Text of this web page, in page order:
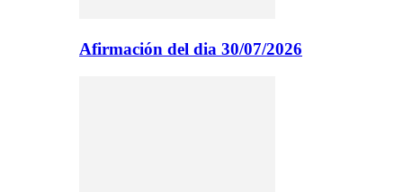
Afirmación del dia 30/07/2026